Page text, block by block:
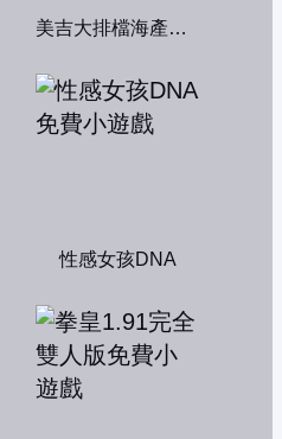
美吉大排檔海產店：中文版
性感女孩DNA